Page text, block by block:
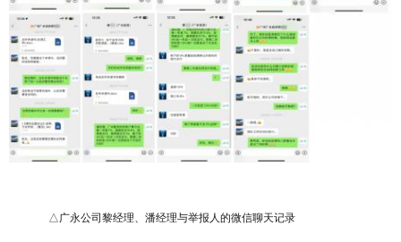
△广永公司黎经理、潘经理与举报人的微信聊天记录